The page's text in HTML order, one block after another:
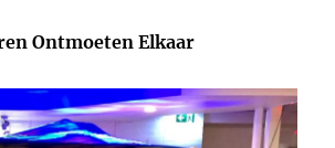
Ontmoeten Elkaar